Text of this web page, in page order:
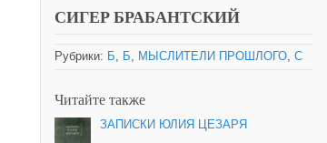
СИГЕР БРАБАНТСКИЙ
Рубрики: Б Б МЫСЛИТЕЛИ ПРОШЛОГО С
Читайте также
ЗАПИСКИ ЮЛИЯ ЦЕЗАРЯ